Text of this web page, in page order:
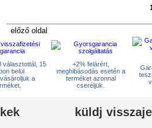
előző oldal
választottál, 15
belül
a
+2% felárért,
meghibásodás esetén a
terméket azonnal
cseréljük.
küldj